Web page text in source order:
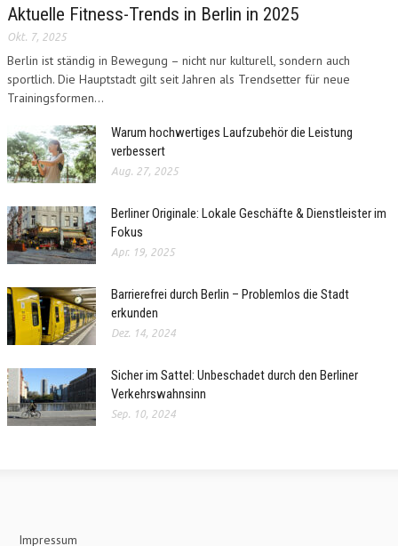
Aktuelle Fitness-Trends in Berlin in 2025
Okt. 7, 2025
Berlin ist ständig in Bewegung – nicht nur kulturell, sondern auch
sportlich. Die Hauptstadt gilt seit Jahren als Trendsetter für neue
Trainingsformen...
Warum hochwertiges Laufzubehör die Leistung
verbessert
Aug. 27, 2025
Berliner Originale: Lokale Geschäfte & Dienstleister im
Fokus
Apr. 19, 2025
Barrierefrei durch Berlin – Problemlos die Stadt
erkunden
Dez. 14, 2024
Sicher im Sattel: Unbeschadet durch den Berliner
Verkehrswahnsinn
Sep. 10, 2024
Impressum